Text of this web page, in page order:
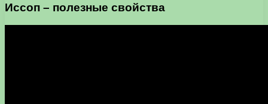
Иссоп – полезные свойства